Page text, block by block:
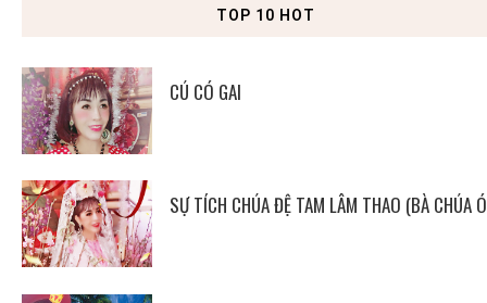
TOP 10 HOT
CÚ CÓ GAI
SỰ TÍCH CHÚA ĐỆ TAM LÂM THAO (BÀ CHÚA